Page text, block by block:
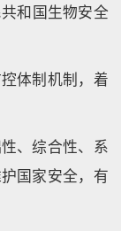
和国生物安全
体制机制，着
、综合性、系
国家安全，有